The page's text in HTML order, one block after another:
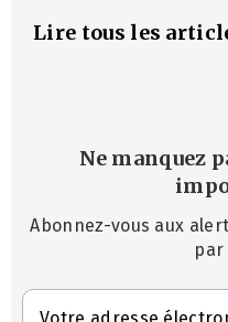
Lire tous les
Ne manquez
Abonnez-vous aux
par